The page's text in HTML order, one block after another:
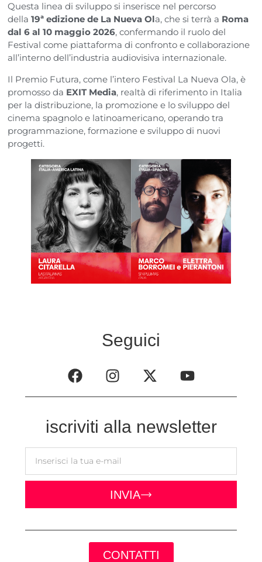
Questa linea di sviluppo si inserisce nel percorso
della19ª edizione de La Nueva Ola, che si terrà a Roma
dal 6 al 10 maggio 2026, confermando il ruolo del
Festival come piattaforma di confronto e collaborazione
all’interno dell’industria audiovisiva internazionale.
Il Premio Futura, come l’intero Festival La Nueva Ola, è
promosso da EXIT Media, realtà di riferimento in Italia
per la distribuzione, la promozione e lo sviluppo del
cinema spagnolo e latinoamericano, operando tra
programmazione, formazione e sviluppo di nuovi
progetti.
Seguici
iscriviti alla newsletter
INVIA
CONTATTI